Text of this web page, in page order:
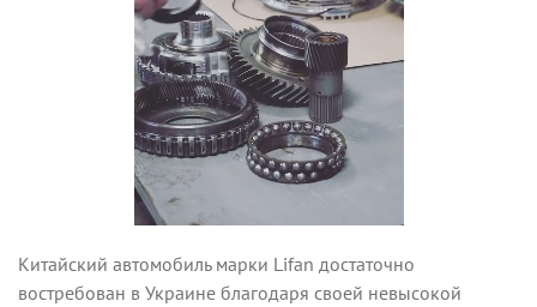
Китайский автомобиль марки Lifan достаточно
востребован в Украине благодаря своей невысокой